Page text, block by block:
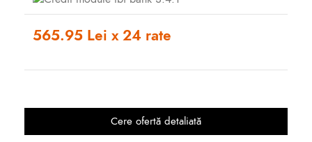
565.95 Lei x 24 rate
Cere ofertă detaliată